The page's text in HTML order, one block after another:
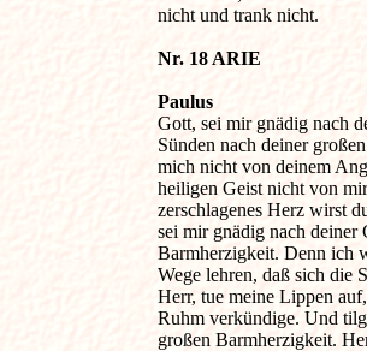
nicht und trank nicht.
Nr. 18 ARIE
Paulus
Gott, sei mir gnädig nach
Sünden nach deiner
mich nicht von deinem
heiligen Geist nicht von
zerschlagenes Herz wirst
sei mir gnädig nach
Barmherzigkeit. Denn ich
Wege lehren, daß sich die
Herr, tue meine Lippen
Ruhm verkündige. Und
großen Barmherzigkeit.